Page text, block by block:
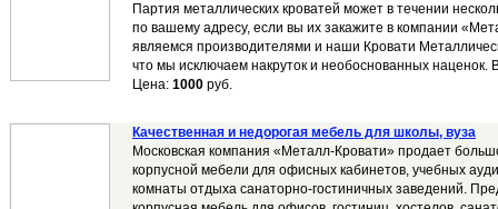
Партия металлических кроватей может в течении
по вашему адресу, если вы их закажите в компании
являемся производителями и наши Кровати
что мы исключаем накруток и необоснованных наценок.
Цена: 1000 руб.
Качественная и недорогая мебель для школы, вуза
Московская компания «Металл-Кровати» продает
корпусной мебели для офисных кабинетов, учебных
комнаты отдыха санаторно-гостиничных заведений.